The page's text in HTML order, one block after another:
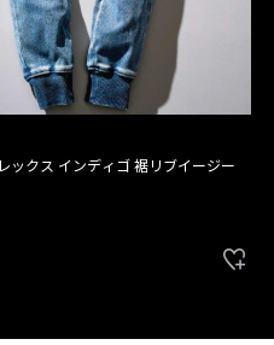
ックス インディゴ 裾リブイージー